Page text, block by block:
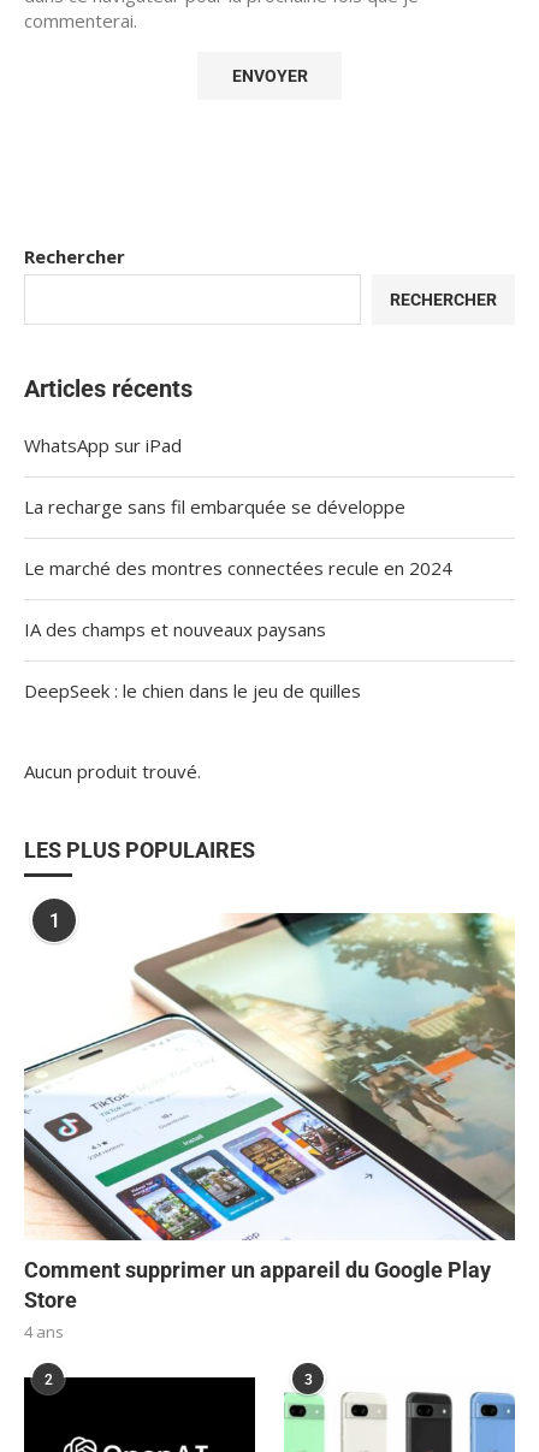
commenterai.
Rechercher
RECHERCHER
Articles récents
WhatsApp sur iPad
La recharge sans fil embarquée se développe
Le marché des montres connectées recule en 2024
IA des champs et nouveaux paysans
DeepSeek : le chien dans le jeu de quilles
Aucun produit trouvé.
LES PLUS POPULAIRES
1
Comment supprimer un appareil du Google Play
Store
4 ans
2 3